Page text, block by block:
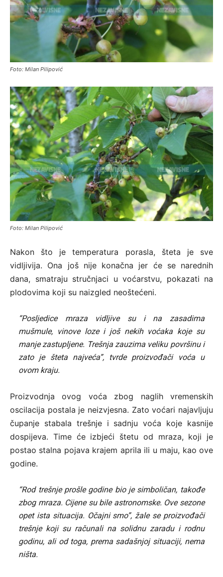
Foto: Milan Pilipović
Foto: Milan Pilipović
Nakon što je temperatura porasla, šteta je sve
vidljivija. Ona još nije konačna jer će se narednih
dana, smatraju stručnjaci u voćarstvu, pokazati na
plodovima koji su naizgled neoštećeni.
“Posljedice mraza vidljive su i na zasadima
mušmule, vinove loze i još nekih voćaka koje su
manje zastupljene. Trešnja zauzima veliku površinu i
zato je šteta najveća”, tvrde proizvođači voća u
ovom kraju.
Proizvodnja ovog voća zbog naglih vremenskih
oscilacija postala je neizvjesna. Zato voćari najavljuju
čupanje stabala trešnje i sadnju voća koje kasnije
dospijeva. Time će izbjeći štetu od mraza, koji je
postao stalna pojava krajem aprila ili u maju, kao ove
godine.
“Rod trešnje prošle godine bio je simboličan, takođe
zbog mraza. Cijene su bile astronomske. Ove sezone
opet ista situacija. Očajni smo”, žale se proizvođači
trešnje koji su računali na solidnu zaradu i rodnu
godinu, ali od toga, prema sadašnjoj situaciji, nema
ništa.